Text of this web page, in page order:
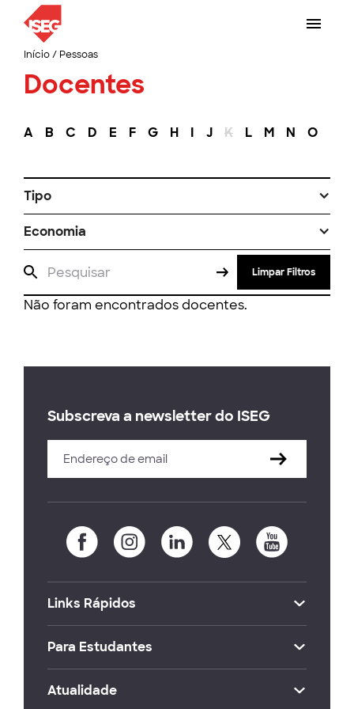
Início/ Pessoas
Docentes
A B C D E F G H I J K L M N O
Tipo
Economia
Limpar Filtros
Não foram encontrados docentes.
Subscreva a newsletter do ISEG
Links Rápidos
Para Estudantes
Atualidade